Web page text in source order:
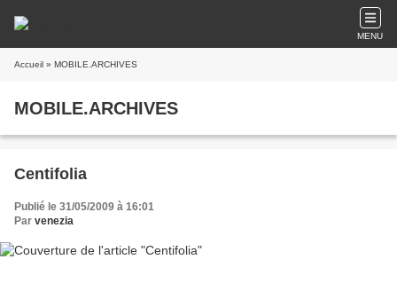
MENU
Accueil » MOBILE.ARCHIVES
MOBILE.ARCHIVES
Centifolia
Publié le 31/05/2009 à 16:01
Par venezia